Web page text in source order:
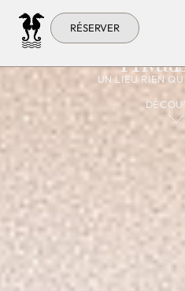
RÉSERVER
UN LIEU RIEN